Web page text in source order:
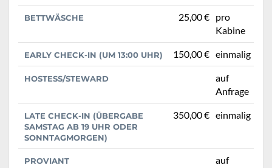
BETTWÄSCHE 25,00 € pro
Kabine
EARLY CHECK-IN (UM 13:00 UHR) 150,00 € einmalig
HOSTESS/STEWARD
auf
Anfrage
LATE CHECK-IN (ÜBERGABE
SAMSTAG AB 19 UHR ODER
SONNTAGMORGEN)
350,00 € einmalig
PROVIANT
auf